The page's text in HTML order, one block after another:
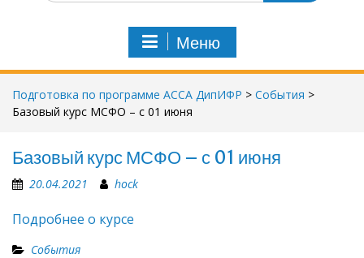
Меню
Подготовка по программе АССА ДипИФР > События >
Базовый курс МСФО – с 01 июня
Базовый курс МСФО – с 01 июня
20.04.2021 hock
Подробнее о курсе
События